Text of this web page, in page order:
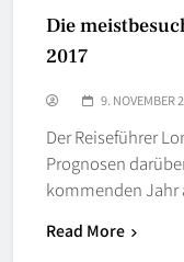
Die
2017
9. NOVEMBER
Der Reiseführer
Prognosen
kommenden Jahr
Read More